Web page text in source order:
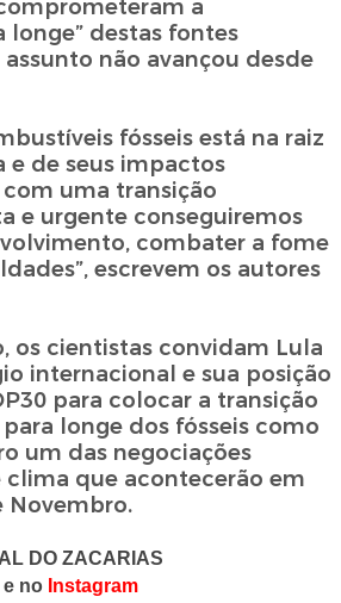
a
longe” destas fontes
não avançou desde
fósseis está na raiz
e de seus impactos
uma transição
e urgente conseguiremos
combater a fome
escrevem os autores
os cientistas convidam Lula
internacional e sua posição
para colocar a transição
longe dos fósseis como
um das negociações
que acontecerão em
Novembro.
DO ZACARIAS
e no Instagram